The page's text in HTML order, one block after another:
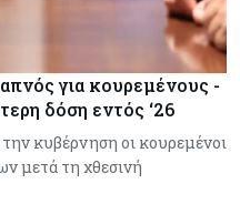
για κουρεμένους -
δόση εντός ‘26
κυβέρνηση οι κουρεμένοι
μετά τη χθεσινή